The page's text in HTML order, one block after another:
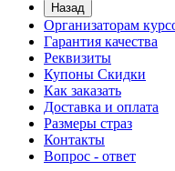
Назад
Организаторам
Гарантия качества
Реквизиты
Купоны Скидки
Как заказать
Доставка и оплата
Размеры страз
Контакты
Вопрос - ответ